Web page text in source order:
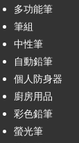
多功能筆
筆組
中性筆
自動鉛筆
個人防身器
廚房用品
彩色鉛筆
螢光筆